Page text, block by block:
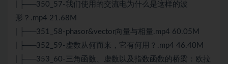
| ├──350_57-我们使用的交流电为什么是这样的波
形？.mp4 21.68M
| ├──351_58-phasor&vector向量与相量.mp4 60.05M
| ├──352_59-虚数从何而来，它有何用？.mp4 46.40M
| ├──353_60-三角函数、虚数以及指数函数的桥梁：欧拉